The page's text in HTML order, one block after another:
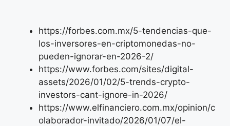
https://forbes.com.mx/5-tendencias-que-
los-inversores-en-criptomonedas-no-
pueden-ignorar-en-2026-2/
https://www.forbes.com/sites/digital-
assets/2026/01/02/5-trends-crypto-
investors-cant-ignore-in-2026/
https://www.elfinanciero.com.mx/opinion/c
olaborador-invitado/2026/01/07/el-